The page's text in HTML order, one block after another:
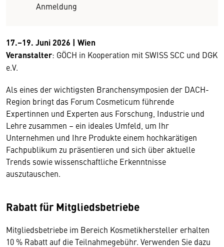
Anmeldung
17.–19. Juni 2026 | Wien
Veranstalter: GÖCH in Kooperation mit SWISS SCC und DGK
e.V.
Als eines der wichtigsten Branchensymposien der DACH-
Region bringt das Forum Cosmeticum führende
Expertinnen und Experten aus Forschung, Industrie und
Lehre zusammen – ein ideales Umfeld, um Ihr
Unternehmen und Ihre Produkte einem hochkarätigen
Fachpublikum zu präsentieren und sich über aktuelle
Trends sowie wissenschaftliche Erkenntnisse
auszutauschen.
Rabatt für Mitgliedsbetriebe
Mitgliedsbetriebe im Bereich Kosmetikhersteller erhalten
10 % Rabatt auf die Teilnahmegebühr. Verwenden Sie dazu